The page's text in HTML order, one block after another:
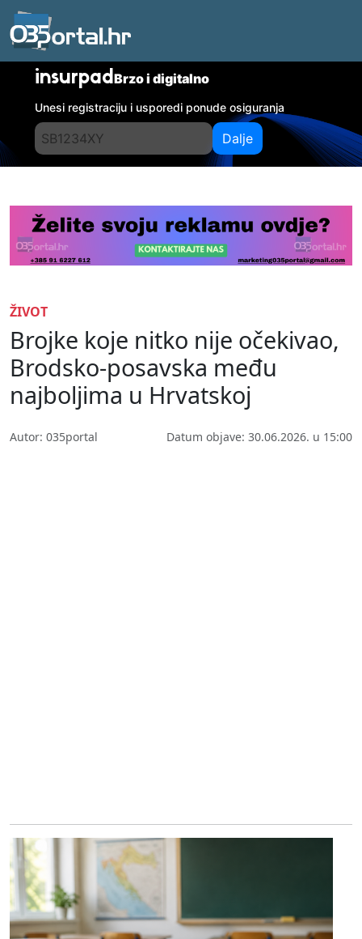
insurpadBrzo i digitalno
Unesi registraciju i usporedi ponude osiguranja
Dalje
ŽIVOT
Brojke koje nitko nije očekivao,
Brodsko-posavska među
najboljima u Hrvatskoj
Autor: 035portal Datum objave: 30.06.2026. u 15:00